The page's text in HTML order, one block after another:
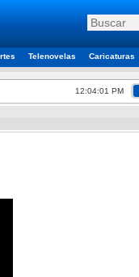
Telenovelas Caricaturas
12:04:01 PM